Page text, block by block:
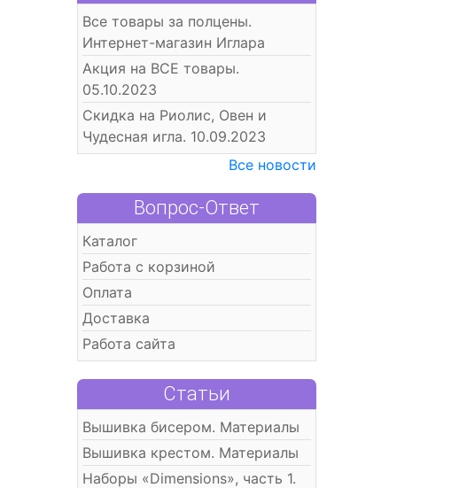
Все товары за полцены.
Интернет-магазин Иглара
Акция на ВСЕ товары.
05.10.2023
Скидка на Риолис, Овен и
Чудесная игла. 10.09.2023
Все новости
Вопрос-Ответ
Каталог
Работа с корзиной
Оплата
Доставка
Работа сайта
Статьи
Вышивка бисером. Материалы
Вышивка крестом. Материалы
Наборы «Dimensions», часть 1.